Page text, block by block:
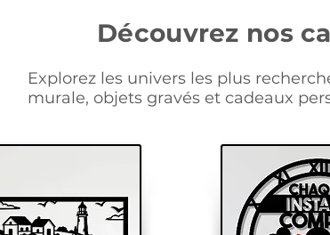
Découvrez nos
Explorez les univers les plus
murale, objets gravés et cadeaux